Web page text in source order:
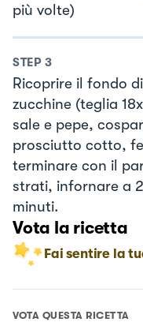
più volte)
STEP 3
Ricoprire il fondo
zucchine (teglia
sale e pepe,
prosciutto cotto,
terminare con il
strati, infornare a
minuti.
Vota la ricetta
Fai sentire la
VOTA QUESTA RICETTA